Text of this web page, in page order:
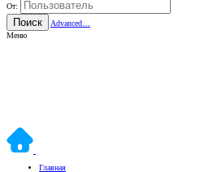
От:
Поиск
Advanced…
Меню
Главная